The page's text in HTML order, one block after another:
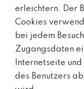
erleichtern. Der
Cookies
bei jedem
Zugangsdaten
Internetseite
des Benutzers